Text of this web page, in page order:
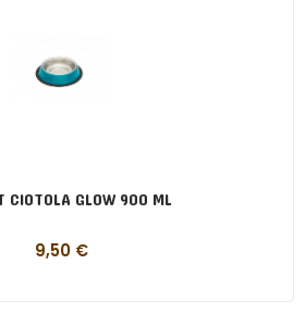
CIOTOLA GLOW 900 ML
9,50 €